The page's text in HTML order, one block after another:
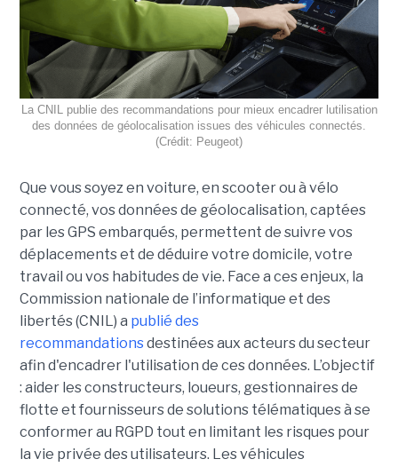
La CNIL publie des recommandations pour mieux encadrer lutilisation
des données de géolocalisation issues des véhicules connectés.
(Crédit: Peugeot)
Que vous soyez en voiture, en scooter ou à vélo
connecté, vos données de géolocalisation, captées
par les GPS embarqués, permettent de suivre vos
déplacements et de déduire votre domicile, votre
travail ou vos habitudes de vie. Face a ces enjeux, la
Commission nationale de l’informatique et des
libertés (CNIL) a publié des
recommandationsdestinées aux acteurs du secteur
afin d'encadrer l'utilisation de ces données. L’objectif
: aider les constructeurs, loueurs, gestionnaires de
flotte et fournisseurs de solutions télématiques à se
conformer au RGPD tout en limitant les risques pour
la vie privée des utilisateurs. Les véhicules